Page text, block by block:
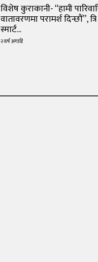
विशेष कुराकानी- “हामी
वातावरणमा परामर्श दिन्छौं”, त्रि
स्मार्ट...
२ वर्ष अगाडि